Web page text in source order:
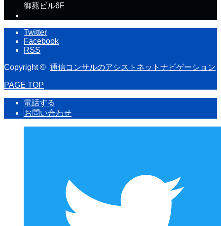
御苑ビル6F
Twitter
Facebook
RSS
Copyright © 通信コンサルのアシストネットナビゲーション
PAGE TOP
電話する
お問い合わせ